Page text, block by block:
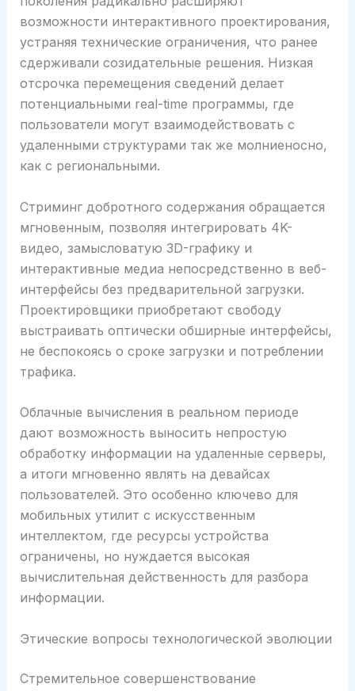
возможности интерактивного проектирования,
устраняя технические ограничения, что ранее
сдерживали созидательные решения. Низкая
отсрочка перемещения сведений делает
потенциальными real-time программы, где
пользователи могут взаимодействовать с
удаленными структурами так же молниеносно,
как с региональными.
Стриминг добротного содержания обращается
мгновенным, позволяя интегрировать 4K-
видео, замысловатую 3D-графику и
интерактивные медиа непосредственно в веб-
интерфейсы без предварительной загрузки.
Проектировщики приобретают свободу
выстраивать оптически обширные интерфейсы,
не беспокоясь о сроке загрузки и потреблении
трафика.
Облачные вычисления в реальном периоде
дают возможность выносить непростую
обработку информации на удаленные серверы,
а итоги мгновенно являть на девайсах
пользователей. Это особенно ключево для
мобильных утилит с искусственным
интеллектом, где ресурсы устройства
ограничены, но нуждается высокая
вычислительная действенность для разбора
информации.
Этические вопросы технологической эволюции
Стремительное совершенствование